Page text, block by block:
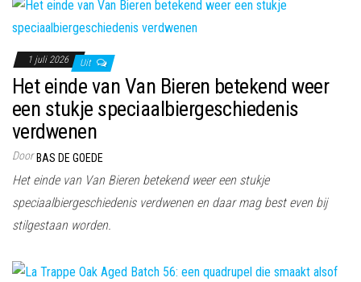
1 juli 2026 Uit
Het einde van Van Bieren betekend weer
een stukje speciaalbiergeschiedenis
verdwenen
Door BAS DE GOEDE
Het einde van Van Bieren betekend weer een stukje
speciaalbiergeschiedenis verdwenen en daar mag best even bij
stilgestaan worden.